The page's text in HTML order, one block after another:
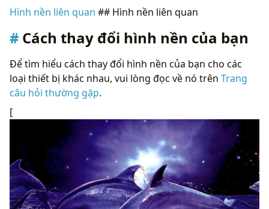
Hình nền liên quan ## Hình nền liên quan
Cách thay đổi hình nền của bạn
Để tìm hiểu cách thay đổi hình nền của bạn cho các
loại thiết bị khác nhau, vui lòng đọc về nó trên Trang
câu hỏi thường gặp.
[